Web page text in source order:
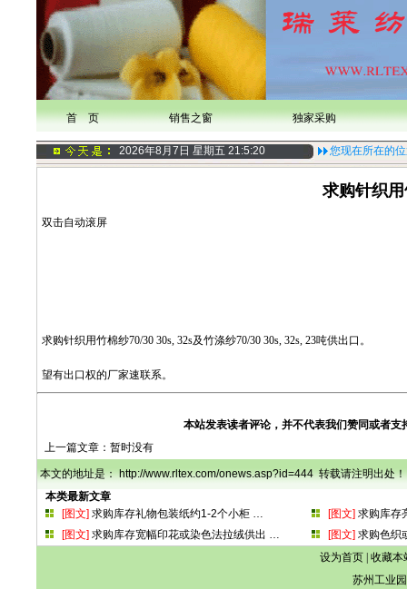
首 页 销售之窗 独家采购
2026年8月7日 星期五 21:5:20 您现在所在的
求购针织
双击自动滚屏
求购针织用竹棉纱70/30 30s, 32s及竹涤纱70/30 30s, 32s, 23吨供出口。
望有出口权的厂家速联系。
本站发表读者评论，并不代表我们赞同或者
上一篇文章：暂时没有
本文的地址是： http://www.rltex.com/onews.asp?id=444 转载请注明出处！
本类最新文章
[图文] 求购库存礼物包装纸约1-2个小柜 … [图文] 求购库存
[图文] 求购库存宽幅印花或染色法拉绒供出 … [图文] 求购色织
设为首页| 收藏本
苏州工业